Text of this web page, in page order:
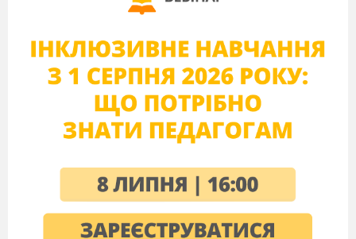
______________
М/ гра: «Назви одним словом»
М/ гра: «Назви одним
словом»
Обведіть вище намальовані овочі та попросіть,
намальовані овочі та попросіть, щоб дитина
назвала одним словом.
назвала одним словом.